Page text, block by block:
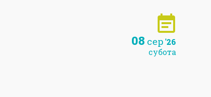
08 сер '26
субота